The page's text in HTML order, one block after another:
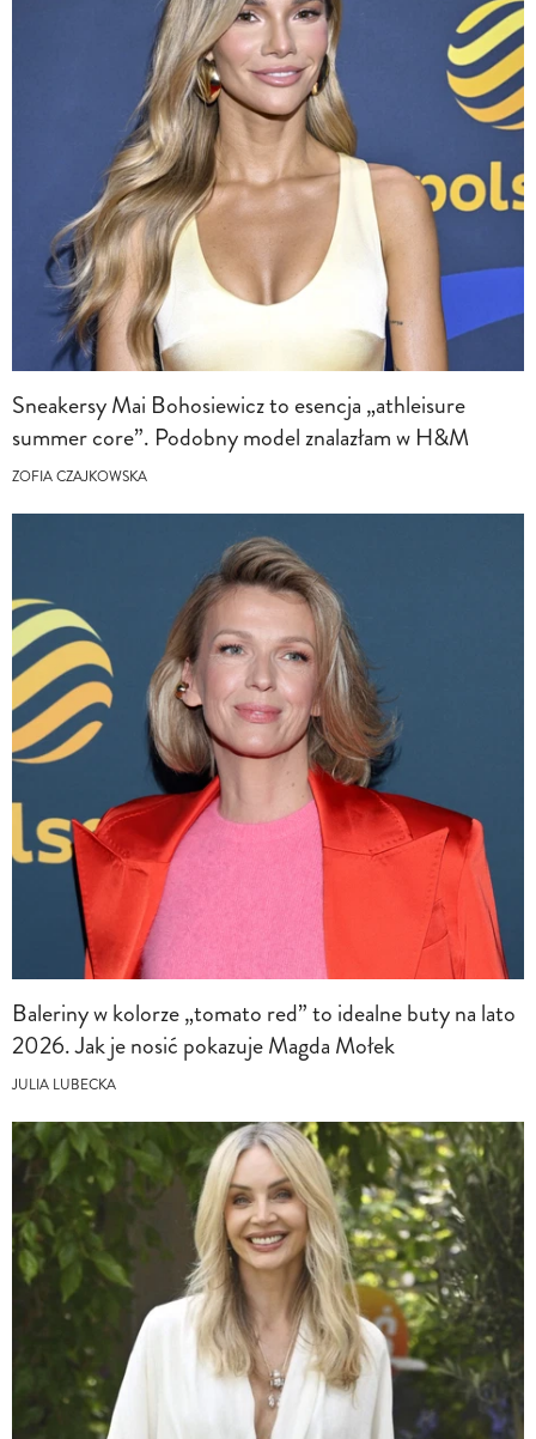
Sneakersy Mai Bohosiewicz to esencja „athleisure
summer core”. Podobny model znalazłam w H&M
ZOFIA CZAJKOWSKA
Baleriny w kolorze „tomato red” to idealne buty na lato
2026. Jak je nosić pokazuje Magda Mołek
JULIA LUBECKA